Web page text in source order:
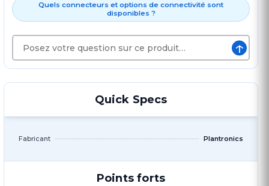
Quels connecteurs et options de connectivité sont
disponibles ?
↑
Quick Specs
Fabricant Plantronics
Points forts